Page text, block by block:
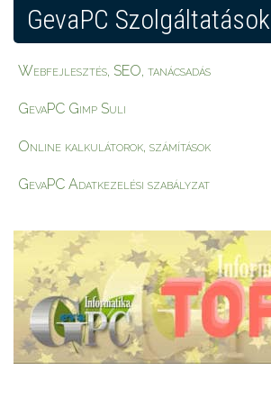
GevaPC Szolgáltatások
Webfejlesztés, SEO, tanácsadás
GevaPC Gimp Suli
Online kalkulátorok, számítások
GevaPC Adatkezelési szabályzat